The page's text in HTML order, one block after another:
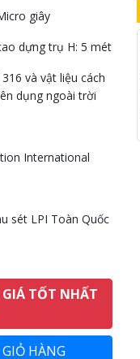
giây
dựng trụ H: 5 mét
và vật liệu cách
dụng ngoài trời
International
sét LPI Toàn Quốc
GIÁ TỐT NHẤT